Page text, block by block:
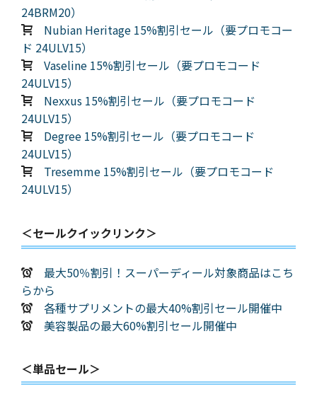
24BRM20）
Nubian Heritage 15%割引セール（要プロモコー
ド 24ULV15）
Vaseline 15%割引セール（要プロモコード
24ULV15）
Nexxus 15%割引セール（要プロモコード
24ULV15）
Degree 15%割引セール（要プロモコード
24ULV15）
Tresemme 15%割引セール（要プロモコード
24ULV15）
＜セールクイックリンク＞
最大50％割引！スーパーディール対象商品はこち
らから
各種サプリメントの最大40%割引セール開催中
美容製品の最大60%割引セール開催中
＜単品セール＞